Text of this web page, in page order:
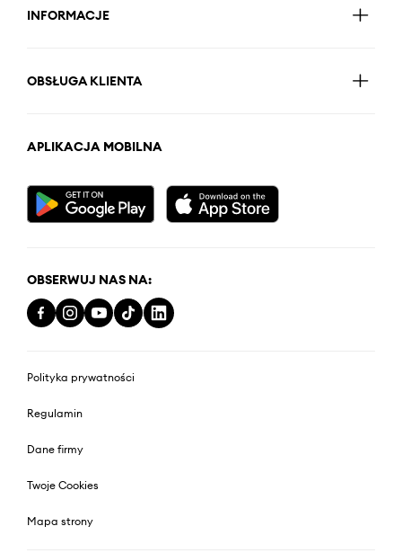
INFORMACJE
OBSŁUGA KLIENTA
APLIKACJA MOBILNA
OBSERWUJ NAS NA:
Polityka prywatności
Regulamin
Dane firmy
Twoje Cookies
Mapa strony